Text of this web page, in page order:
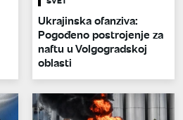
Ukrajinska ofanziva:
Pogođeno postrojenje za
naftu u Volgogradskoj
oblasti